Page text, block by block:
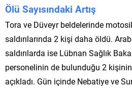
Ölü Sayısındaki Artış
Tora ve Düveyr beldelerinde
saldırılarında 2 kişi daha öldü.
saldırılarda ise Lübnan Sağlık
personelinin de bulunduğu 2
açıkladı. Gün içinde Nebatiye ve